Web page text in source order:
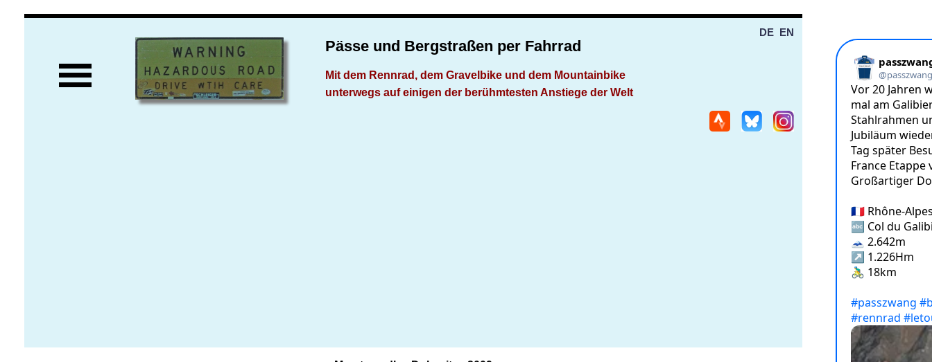
DE EN
Pässe und Bergstraßen per Fahrrad
Mit dem Rennrad, dem Gravelbike und dem Mountainbike
unterwegs auf einigen der berühmtesten Anstiege der Welt